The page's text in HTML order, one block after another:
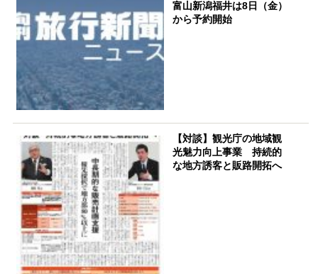
富山新潟福井は8日（金）
から予約開始
【対談】観光庁の地域観
光魅力向上事業 持続的
な地方誘客と販路開拓へ